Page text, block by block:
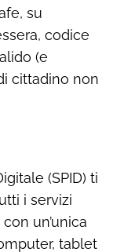
su
codice
(e
cittadino non
(SPID) ti
i servizi
un’unica
tablet